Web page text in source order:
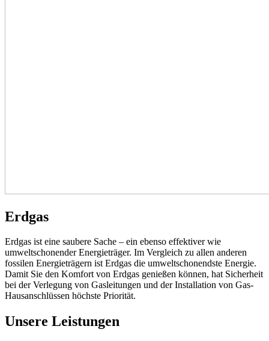
Erdgas
Erdgas ist eine saubere Sache – ein ebenso effektiver wie
umweltschonender Energieträger. Im Vergleich zu allen anderen
fossilen Energieträgern ist Erdgas die umweltschonendste Energie.
Damit Sie den Komfort von Erdgas genießen können, hat Sicherheit
bei der Verlegung von Gasleitungen und der Installation von Gas-
Hausanschlüssen höchste Priorität.
Unsere Leistungen